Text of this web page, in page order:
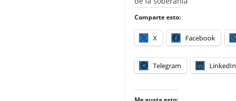
Comparte esto:
X Facebook
Telegram LinkedIn